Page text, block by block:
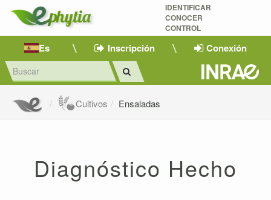
IDENTIFICAR
CONOCER
CONTROL
Es Inscripción Conexión
Cultivos Ensaladas
Diagnóstico Hecho